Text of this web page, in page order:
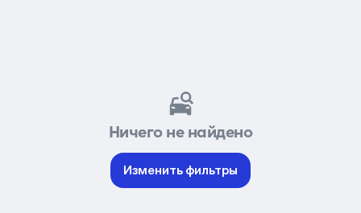
Ничего не найдено
Изменить фильтры